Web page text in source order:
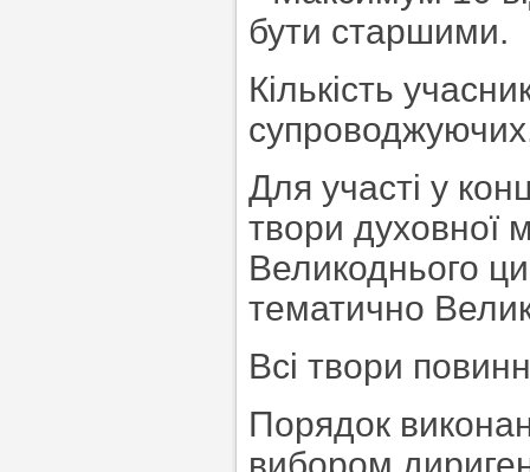
бути старшими.
Кількість
Для участі у
твори духовної
Великоднього
тематично
Всі твори
Порядок